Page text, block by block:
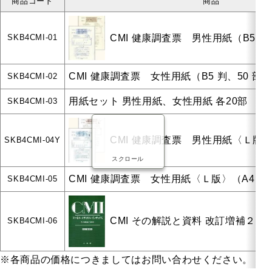
SKB4CMI-01 CMI 健康調査票 男性用紙（B5 判
SKB4CMI-02 CMI 健康調査票 女性用紙（B5 判、50 部）
SKB4CMI-03 用紙セット 男性用紙、女性用紙 各20部
SKB4CMI-04Y CMI 健康調査票 男性用紙〈Ｌ版
SKB4CMI-05 CMI 健康調査票 女性用紙〈Ｌ版〉（A4 判
SKB4CMI-06 CMI その解説と資料 改訂増補２版
※各商品の価格につきましてはお問い合わせください。
スクロール
人格・その他の検査
その他の
検査
スポーツ競技関係
支援教育・教材
書籍
DVD/VTR
トップページ
個人情報についてリンク集POD